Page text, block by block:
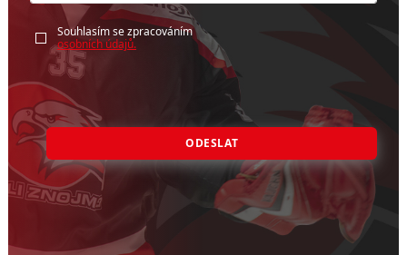
Souhlasím se zpracováním
osobních údajů.
ODESLAT